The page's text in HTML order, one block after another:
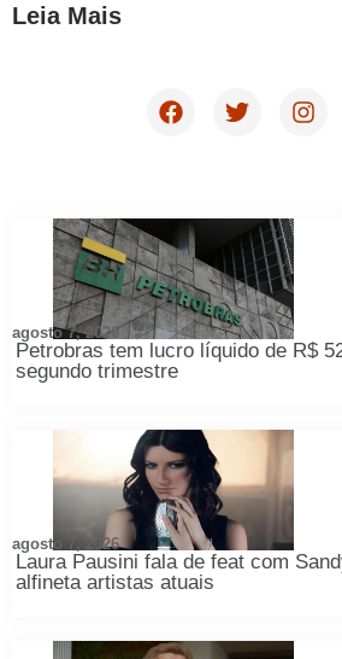
Leia Mais
Petrobras tem lucro líquido de R$
segundo trimestre
agosto 7, 2026
Laura Pausini fala de feat com
alfineta artistas atuais
agosto 7, 2026